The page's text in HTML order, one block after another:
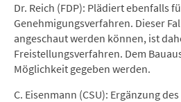
Dr. Reich (FDP): Plädiert ebenfalls
Genehmigungsverfahren. Dieser
angeschaut werden können, ist
Freistellungsverfahren. Dem
Möglichkeit gegeben werden.
C. Eisenmann (CSU): Ergänzung